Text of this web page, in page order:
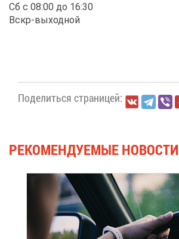
Сб с 08:00 до 16:30
Вскр-вы­ход­ной
По­де­лить­ся стра­ни­цей:
РЕ­КО­МЕН­ДУ­Е­МЫЕ НО­ВО­СТИ